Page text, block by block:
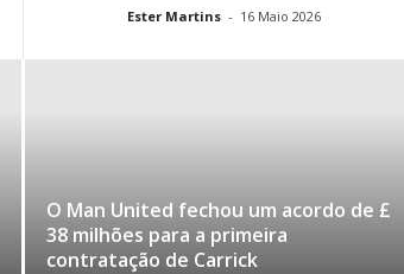
Ester Martins - 16 Maio 2026
O Man United fechou um acordo de £
38 milhões para a primeira
contratação de Carrick